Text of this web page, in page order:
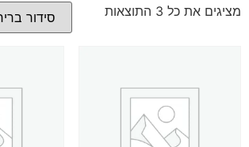
מציגים את כל ⁦3⁩ התוצאות